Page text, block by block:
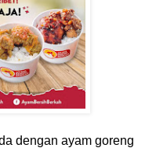
dengan ayam goreng